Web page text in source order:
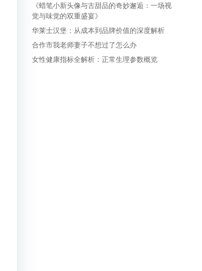
《蜡笔小新头像与古甜品的奇妙邂逅：一场视
觉与味觉的双重盛宴》
华莱士汉堡：从成本到品牌价值的深度解析
合作市我老师妻子不想过了怎么办
女性健康指标全解析：正常生理参数概览